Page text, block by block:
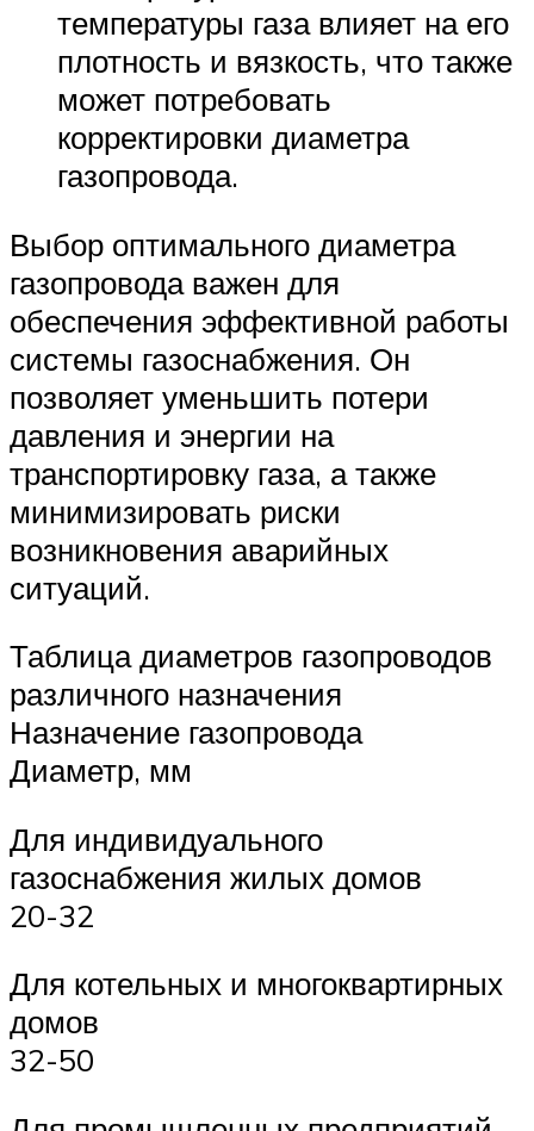
температуры газа влияет на его
плотность и вязкость, что также
может потребовать
корректировки диаметра
газопровода.
Выбор оптимального диаметра
газопровода важен для
обеспечения эффективной работы
системы газоснабжения. Он
позволяет уменьшить потери
давления и энергии на
транспортировку газа, а также
минимизировать риски
возникновения аварийных
ситуаций.
Таблица диаметров газопроводов
различного назначения
Назначение газопровода
Диаметр, мм
Для индивидуального
газоснабжения жилых домов
20-32
Для котельных и многоквартирных
домов
32-50